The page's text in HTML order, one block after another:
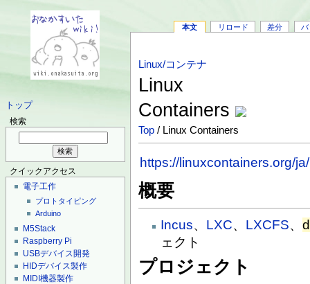
トップ
検索
クイックアクセス
電子工作
プロトタイピング
Arduino
M5Stack
Raspberry Pi
USBデバイス開発
HIDデバイス製作
MIDI機器製作
本文 リロード 差分 バ
Linux/コンテナ
Linux
Containers
Top / Linux Containers
https://linuxcontainers.org/ja/
概要
Incus、 LXC、 LXCFS、
ェクト
プロジェクト